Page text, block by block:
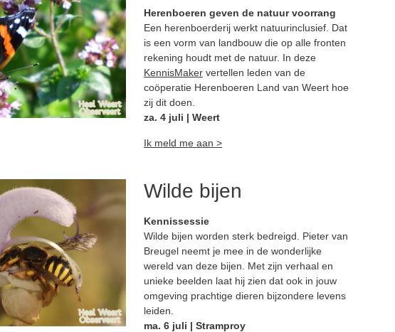
Herenboeren geven de natuur voorrang
Een herenboerderij werkt natuurinclusief. Dat
is een vorm van landbouw die op alle fronten
rekening houdt met de natuur. In deze
KennisMaker vertellen leden van de
coöperatie Herenboeren Land van Weert hoe
zij dit doen.
za. 4 juli | Weert
Ik meld me aan >
Wilde bijen
Kennissessie
Wilde bijen worden sterk bedreigd. Pieter van
Breugel neemt je mee in de wonderlijke
wereld van deze bijen. Met zijn verhaal en
unieke beelden laat hij zien dat ook in jouw
omgeving prachtige dieren bijzondere levens
leiden.
ma. 6 juli | Stramproy